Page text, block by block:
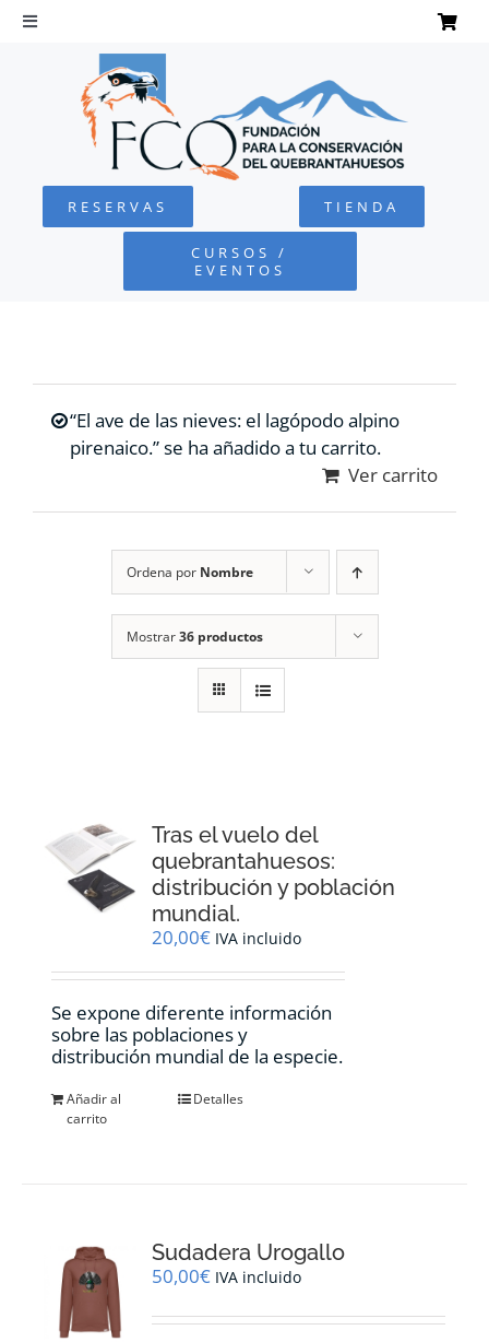
Saltar
Toggle
Navigation
QUEBRANTAHUESOS
FUNDACIÓN
COLABORA
RECURSOS
CONTACTO
RESERVAS TIENDA
CURSOS /
EVENTOS
“El ave de las nieves: el lagópodo alpino
pirenaico.” se ha añadido a tu carrito.
Ver carrito
Ordena por Nombre
Mostrar36 productos
Tras el vuelo del
quebrantahuesos:
distribución y población
mundial.
20,00€ IVA incluido
Se expone diferente información
sobre las poblaciones y
distribución mundial de la especie.
Añadir al
carrito
Detalles
Sudadera Urogallo
50,00€ IVA incluido